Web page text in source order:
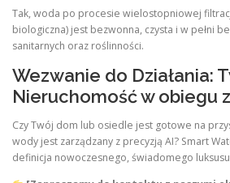
Tak, woda po procesie wielostopniowej
biologiczna) jest bezwonna, czysta i w pełni
sanitarnych oraz roślinności.
Wezwanie do Działania:
Nieruchomość w obiegu
Czy Twój dom lub osiedle jest gotowe na
wody jest zarządzany z precyzją AI? Smart
definicja nowoczesnego, świadomego